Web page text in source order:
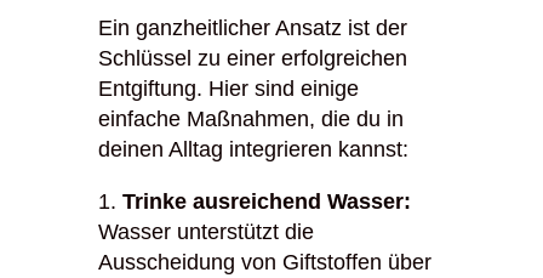
Ein ganzheitlicher Ansatz ist der
Schlüssel zu einer erfolgreichen
Entgiftung. Hier sind einige
einfache Maßnahmen, die du in
deinen Alltag integrieren kannst:
Trinke ausreichend Wasser:
Wasser unterstützt die
Ausscheidung von Giftstoffen über